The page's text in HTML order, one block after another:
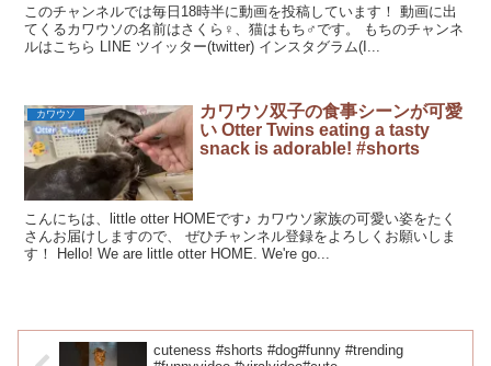
このチャンネルでは毎日18時半に動画を投稿しています！ 動画に出
てくるカワウソの名前はさくら♀、猫はもち♂です。 もちのチャンネ
ルはこちら LINE ツイッター(twitter) インスタグラム(I...
カワウソ
カワウソ双子の食事シーンが可愛
い Otter Twins eating a tasty
snack is adorable! #shorts
こんにちは、little otter HOMEです♪ カワウソ家族の可愛い姿をたく
さんお届けしますので、 ぜひチャンネル登録をよろしくお願いしま
す！ Hello! We are little otter HOME. We're go...
cuteness #shorts #dog#funny #trending